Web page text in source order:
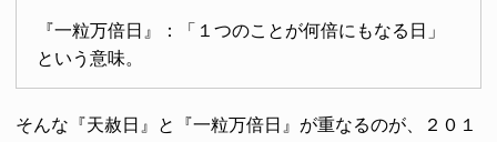
『一粒万倍日』：「１つのことが何倍にもなる日」
という意味。
そんな『天赦日』と『一粒万倍日』が重なるのが、２０１